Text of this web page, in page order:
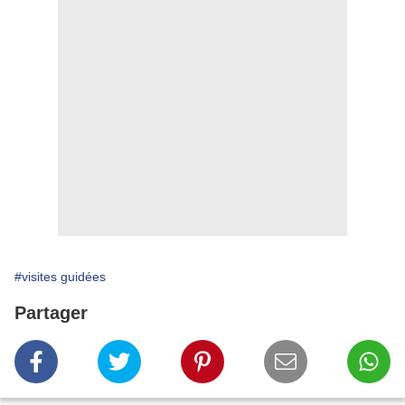
#visites guidées
Partager